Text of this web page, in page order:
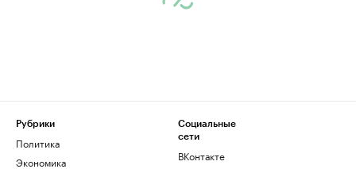
Рубрики
Политика
Экономика
Социальные
сети
ВКонтакте